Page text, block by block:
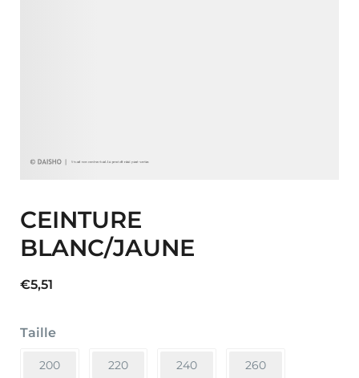
CEINTURE
BLANC/JAUNE
€5,51
Taille
200 220 240 260